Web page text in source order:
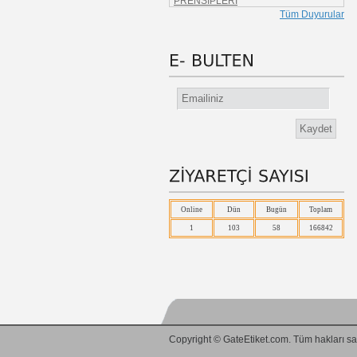
BARKOD NASIL VE NEREDEN
- BARKODUN YARARLARI
- TÜM BARKOD YAZICI
Label View
-BarTender KULLANIM TALİMATI
THERMAL TRANSFER RİBBON
- ZEBRA LP/TLP 2844 YAZICILARIN
ÜRETİMİ DURDURULDU
-Web Sayfamız Yayında
Tüm Duyurular
Online Dün Bugün Toplam
1 103 58 166842
Copyright © GateEtiket.com. Tüm hakları